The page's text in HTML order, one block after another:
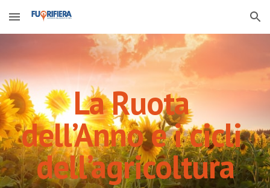
Skip to main content Skip to navigation
La Ruota
dell’Anno e i cicli
dell’agricoltura